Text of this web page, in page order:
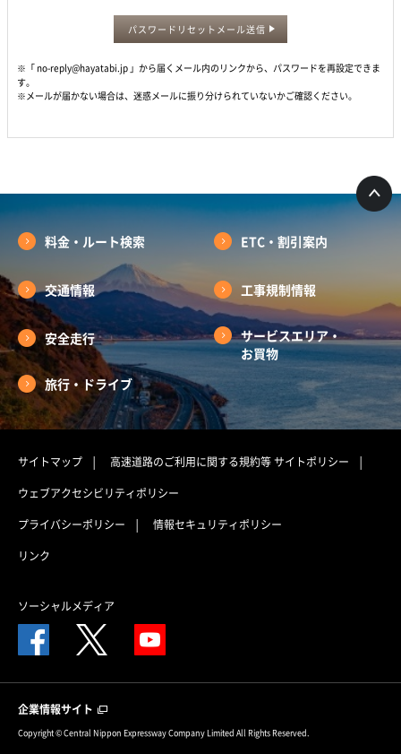
パスワードリセットメール送信
※「 no-reply@hayatabi.jp 」から届くメール内のリンクから、パスワードを再設定できま
す。
※メールが届かない場合は、迷惑メールに振り分けられていないかご確認ください。
料金・ルート検索 ETC・割引案内
交通情報 工事規制情報
安全走行
サービスエリア・
お買物
旅行・ドライブ
サイトマップ 高速道路のご利用に関する規約等サイトポリシー
ウェブアクセシビリティポリシー
プライバシーポリシー
情報セキュリティポリシー
リンク
ソーシャルメディア
企業情報サイト
Copyright © Central Nippon Expressway Company Limited All Rights Reserved.